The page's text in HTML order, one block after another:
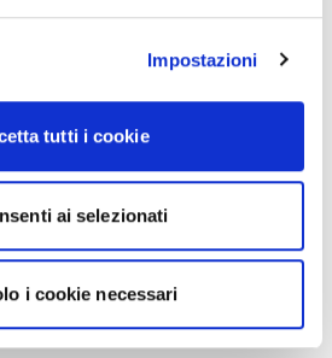
Impostazioni
tutti i cookie
ai selezionati
i cookie necessari